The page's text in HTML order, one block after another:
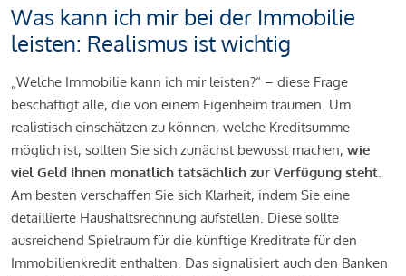
Was kann ich mir bei der Immobilie
leisten: Realismus ist wichtig
„Welche Immobilie kann ich mir leisten?“ – diese Frage
beschäftigt alle, die von einem Eigenheim träumen. Um
realistisch einschätzen zu können, welche Kreditsumme
möglich ist, sollten Sie sich zunächst bewusst machen, wie
viel Geld Ihnen monatlich tatsächlich zur Verfügung steht.
Am besten verschaffen Sie sich Klarheit, indem Sie eine
detaillierte Haushaltsrechnung aufstellen. Diese sollte
ausreichend Spielraum für die künftige Kreditrate für den
Immobilienkredit enthalten. Das signalisiert auch den Banken